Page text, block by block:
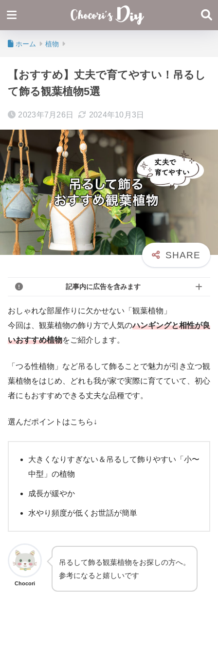
ホーム 植物
【おすすめ】丈夫で育てやすい！吊るし
て飾る観葉植物5選
2023年7月26日 2024年10月3日
記事内に広告を含みます
おしゃれな部屋作りに欠かせない「観葉植物」
今回は、観葉植物の飾り方で人気のハンギングと相性が良
いおすすめ植物をご紹介します。
「つる性植物」など吊るして飾ることで魅力が引き立つ観
葉植物をはじめ、どれも我が家で実際に育てていて、初心
者にもおすすめできる丈夫な品種です。
選んだポイントはこちら↓
大きくなりすぎない＆吊るして飾りやすい「小〜
中型」の植物
成長が緩やか
水やり頻度が低くお世話が簡単
Chocori
吊るして飾る観葉植物をお探しの方へ。
参考になると嬉しいです